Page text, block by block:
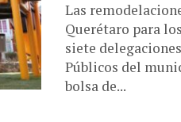
Las
Querétaro para
siete
Públicos del
bolsa de...